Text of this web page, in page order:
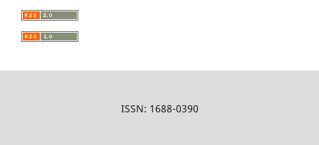
ISSN: 1688-0390